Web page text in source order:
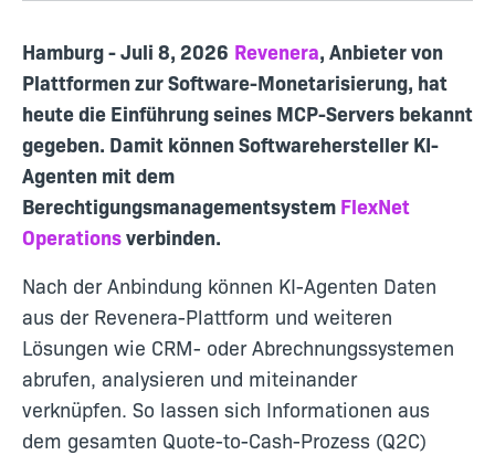
Hamburg - Juli 8, 2026 Revenera, Anbieter von
Plattformen zur Software-Monetarisierung, hat
heute die Einführung seines MCP-Servers bekannt
gegeben. Damit können Softwarehersteller KI-
Agenten mit dem
Berechtigungsmanagementsystem FlexNet
Operationsverbinden.
Nach der Anbindung können KI-Agenten Daten
aus der Revenera-Plattform und weiteren
Lösungen wie CRM- oder Abrechnungssystemen
abrufen, analysieren und miteinander
verknüpfen. So lassen sich Informationen aus
dem gesamten Quote-to-Cash-Prozess (Q2C)